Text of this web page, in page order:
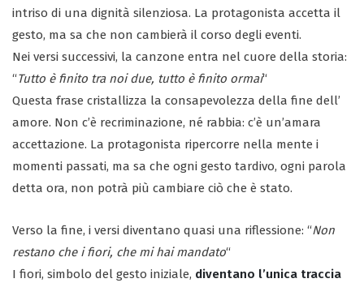
intriso di una dignità silenziosa. La protagonista accetta il
gesto, ma sa che non cambierà il corso degli eventi.
Nei versi successivi, la canzone entra nel cuore della storia:
“Tutto è finito tra noi due, tutto è finito ormai“
Questa frase cristallizza la consapevolezza della fine dell’
amore. Non c’è recriminazione, né rabbia: c’è un’amara
accettazione. La protagonista ripercorre nella mente i
momenti passati, ma sa che ogni gesto tardivo, ogni parola
detta ora, non potrà più cambiare ciò che è stato.
Verso la fine, i versi diventano quasi una riflessione: “Non
restano che i fiori, che mi hai mandato“
I fiori, simbolo del gesto iniziale, diventano l’unica traccia